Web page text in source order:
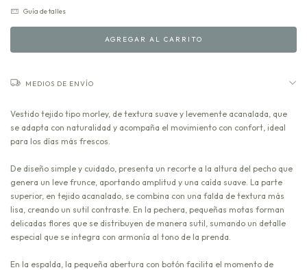
Guía de talles
MEDIOS DE ENVÍO
Vestido tejido tipo morley, de textura suave y levemente acanalada, que
se adapta con naturalidad y acompaña el movimiento con confort, ideal
para los días más frescos.
De diseño simple y cuidado, presenta un recorte a la altura del pecho que
genera un leve frunce, aportando amplitud y una caída suave. La parte
superior, en tejido acanalado, se combina con una falda de textura más
lisa, creando un sutil contraste. En la pechera, pequeñas motas forman
delicadas flores que se distribuyen de manera sutil, sumando un detalle
especial que se integra con armonía al tono de la prenda.
En la espalda, la pequeña abertura con botón facilita el momento de